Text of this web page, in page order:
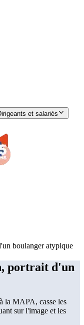
et salariés
boulanger atypique
portrait d'un
la MAPA, casse les
sur l'image et les